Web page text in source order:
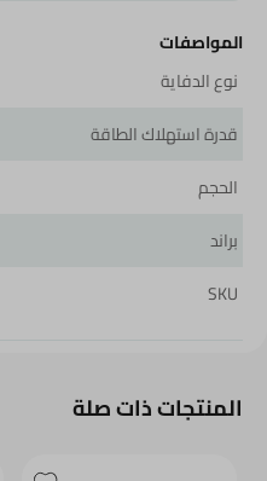
المواصفات
نوع الدفاية
قدرة استهلاك الطاقة
الحجم
براند
SKU
المنتجات ذات صلة